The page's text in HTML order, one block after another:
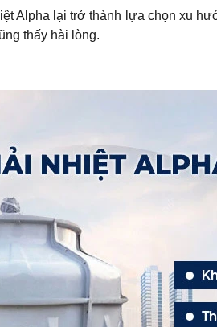
Alpha lại trở thành lựa chọn xu
thấy hài lòng.